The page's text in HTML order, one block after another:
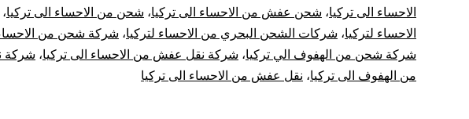
الاحساء الى تركيا، شحن عفش من الاحساء الى تركيا، شحن من الاحساء الى تركيا،
الاحساء لتركيا، شركات الشحن البحري من الاحساء لتركيا، شركة شحن من الاحساء
شركة شحن من الهفوف الي تركيا، شركة نقل عفش من الاحساء الى تركيا، شركة
من الهفوف الى تركيا، نقل عفش من الاحساء الى تركيا